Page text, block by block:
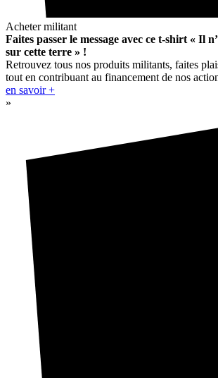
Acheter militant
Faites passer le message avec ce t-shirt « Il
sur cette terre » !
Retrouvez tous nos produits militants, faites
tout en contribuant au financement de nos
en savoir +
»